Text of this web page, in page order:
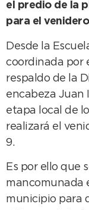
el predio de la
para el
Desde la
coordinada por
respaldo de la
encabeza Juan
etapa local de
realizará el
9.
Es por ello que
mancomunada
municipio para